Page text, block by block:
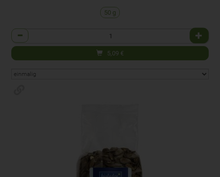
50 g
Anzahl
5,09 €